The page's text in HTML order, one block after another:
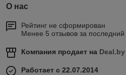
О нас
Рейтинг не сформирован
Менее 5 отзывов за последний
Компания продает на Deal.by
Работает с 22.07.2014